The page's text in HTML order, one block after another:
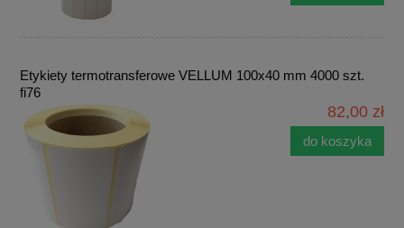
Etykiety termotransferowe VELLUM 100x40 mm 4000 szt.
fi76
82,00 zł
do koszyka